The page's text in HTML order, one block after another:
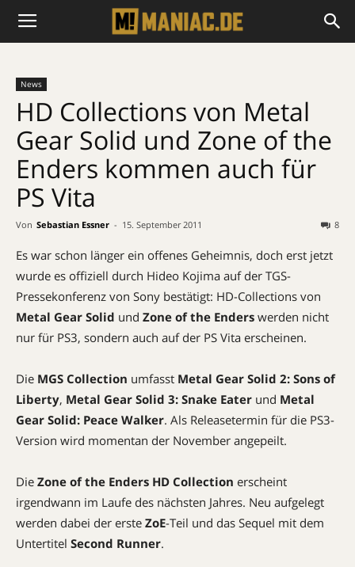
News
HD Collections von Metal
Gear Solid und Zone of the
Enders kommen auch für
PS Vita
Von Sebastian Essner - 15. September 2011 8
Es war schon länger ein offenes Geheimnis, doch erst jetzt
wurde es offiziell durch Hideo Kojima auf der TGS-
Pressekonferenz von Sony bestätigt: HD-Collections von
Metal Gear Solid und Zone of the Enders werden nicht
nur für PS3, sondern auch auf der PS Vita erscheinen.
Die MGS Collection umfasst Metal Gear Solid 2: Sons of
Liberty, Metal Gear Solid 3: Snake Eater und Metal
Gear Solid: Peace Walker. Als Releasetermin für die PS3-
Version wird momentan der November angepeilt.
Die Zone of the Enders HD Collection erscheint
irgendwann im Laufe des nächsten Jahres. Neu aufgelegt
werden dabei der erste ZoE-Teil und das Sequel mit dem
Untertitel Second Runner.